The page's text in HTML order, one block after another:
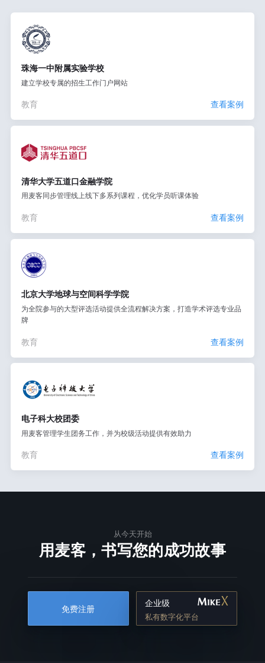
珠海一中附属实验学校
建立学校专属的招生工作门户网站
教育 查看案例
清华大学五道口金融学院
用麦客同步管理线上线下多系列课程，优化学员听课体验
教育 查看案例
北京大学地球与空间科学学院
为全院参与的大型评选活动提供全流程解决方案，打造学术评选专业品
牌
教育 查看案例
电子科大校团委
用麦客管理学生团务工作，并为校级活动提供有效助力
教育 查看案例
从今天开始
用麦客，书写您的成功故事
免费注册
企业级
私有数字化平台